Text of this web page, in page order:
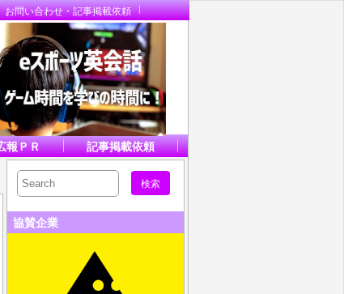
お問い合わせ・記事掲載依頼
報ＰＲ
記事掲載依頼
協賛企業